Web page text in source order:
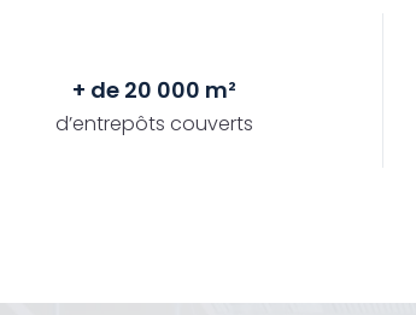
+ de 20 000 m²
d’entrepôts couverts